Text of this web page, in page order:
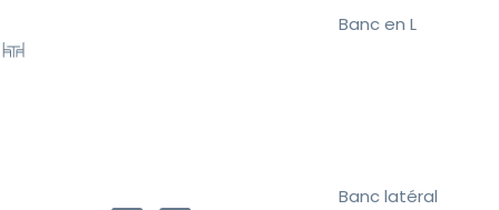
Banc en L
Banc latéral